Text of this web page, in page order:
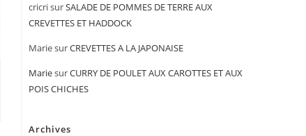
cricrisurSALADE DE POMMES DE TERRE AUX
CREVETTES ET HADDOCK
MariesurCREVETTES A LA JAPONAISE
MariesurCURRY DE POULET AUX CAROTTES ET AUX
POIS CHICHES
Archives